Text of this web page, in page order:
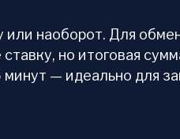
наоборот. Для
но итоговая
— идеально для